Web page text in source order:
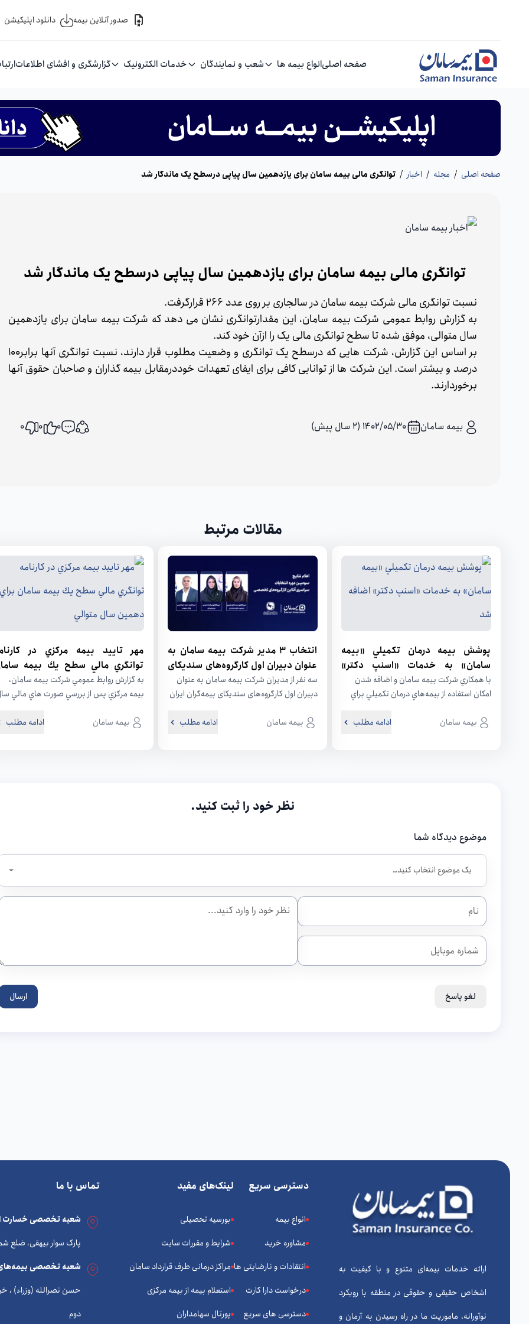
صدور آنلاین بیمه دانلود اپلیکیشن
صفحه اصلیانواع بیمه ها شعب و نمایندگان خدمات الکترونیک گزارشگری و افشای اطلاعات
صفحه اصلی / مجله / اخبار / توانگری مالی بیمه سامان برای یازدهمین سال پیاپی درسطح یک ماندگار شد
توانگری مالی بیمه سامان برای یازدهمین سال پیاپی درسطح یک ماندگار شد
نسبت توانگری مالی شرکت بیمه سامان در سالجاری بر روی عدد 266 قرارگرفت.
به گزارش روابط عمومی شرکت بیمه سامان، این مقدارتوانگری نشان می دهد که شرکت بیمه سامان برای یازدهمین
سال متوالی، موفق شده تا سطح توانگری مالی یک را ازآن خود کند.
بر اساس این گزارش، شرکت هایی که درسطح یک توانگری و وضعیت مطلوب قرار دارند، نسبت توانگری آنها برابر100
درصد و بیشتر است. این شرکت ها از توانایی کافی برای ایفای تعهدات خوددرمقابل بیمه گذاران و صاحبان حقوق آنها
برخوردارند.
بیمه سامان ۱۴۰۲/۰۵/۳۰ (2 سال پیش)
اشتراک گذاری
0
0
0
مقالات مرتبط
پوشش بيمه درمان تكميلي «بيمه
سامان» به خدمات «اسنپ‌ دكتر»
اضافه شد
با همكاري شركت بيمه سامان و اضافه شدن
امكان استفاده از بيمه‌هاي درمان تكميلي براي
بیمه سامان
ادامه مطلب
انتخاب 3 مدیر شرکت بیمه سامان به
عنوان دبیران اول کارگروه‌های سندیکای
بیمه‌گران ایران
سه نفر از مدیران شرکت بیمه سامان به عنوان
دبیران اول کارگروه‌های سندیکای بیمه‌گران ایران
بیمه سامان
ادامه مطلب
مهر تاييد بيمه مركزي در
توانگري مالي سطح يك بيمه
براي دهمين سال متوالي
به گزارش روابط عمومي شركت بيمه سامان،
بيمه مركزي پس از بررسي صورت هاي مالي
بیمه سامان
ادامه مطلب
نظر خود را ثبت کنید.
موضوع دیدگاه شما
لغو پاسخ ارسال
ارائه خدمات بیمه‌ای متنوع و با کیفیت به
اشخاص حقیقی و حقوقی در منطقه با رویکرد
نوآورانه، ماموریت ما در راه رسیدن به آرمان و
دسترسی سریع
انواع بیمه
مشاوره خرید
انتقادات و نارضایتی ها
درخواست دارا کارت
دسترسی های سریع
لینک‌های مفید
بورسیه تحصیلی
شرایط و مقررات سایت
مراکز درمانی طرف قرارداد سامان
استعلام بیمه از بیمه مرکزی
پورتال سهامداران
تماس با ما
شعبه تخصصی خسارت
پارک سوار بیهقی، ضلع
شعبه تخصصی
دوم